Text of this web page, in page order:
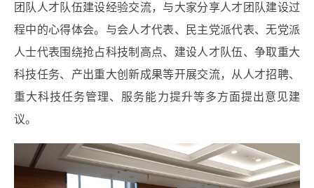
团队人才队伍建设经验交流，与大家分享人才团队建设过
程中的心得体会。与会人才代表、民主党派代表、无党派
人士代表围绕抢占科技制高点、建设人才队伍、争取重大
科技任务、产出重大创新成果等开展交流，从人才招聘、
重大科技任务管理、服务能力提升等多方面提出意见建
议。